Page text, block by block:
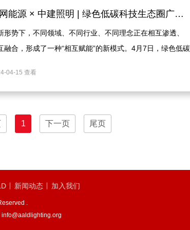
南网能源 × 中建照明 | 绿色低碳科技生态圈广州站成功举行
形势下，不同领域、不同行业、不同理念正在相互渗透、
融合，形成了一种“相互赋能”的新模式。4月7日，绿色低碳
04-15 查看
1 下一页 尾页
新闻动态 加入我们
.